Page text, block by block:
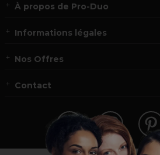
À propos de Pro-Duo
Informations légales
Nos Offres
Contact